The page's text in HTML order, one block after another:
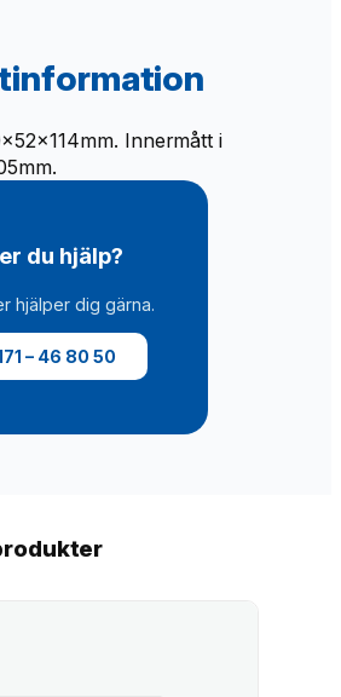
Innermått i
du hjälp?
hjälper dig gärna.
– 46 80 50